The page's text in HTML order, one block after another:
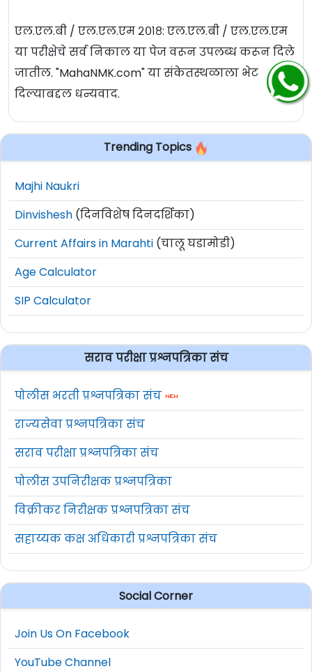
एल.एल.बी / एल.एल.एम २०१८: एल.एल.बी / एल.एल.एम
या परीक्षेचे सर्व निकाल या पेज वरून उपलब्ध करून दिले
जातील. "MahaNMK.com" या संकेतस्थळाला भेट
दिल्याबद्दल धन्यवाद.
Trending Topics
Majhi Naukri
Dinvishesh (दिनविशेष दिनदर्शिका)
Current Affairs in Marahti (चालू घडामोडी)
Age Calculator
SIP Calculator
सराव परीक्षा प्रश्नपत्रिका संच
पोलीस भरती प्रश्नपत्रिका संच
राज्यसेवा प्रश्नपत्रिका संच
सराव परीक्षा प्रश्नपत्रिका संच
पोलीस उपनिरीक्षक प्रश्नपत्रिका
विक्रीकर निरीक्षक प्रश्नपत्रिका संच
सहाय्यक कक्ष अधिकारी प्रश्नपत्रिका संच
Social Corner
Join Us On Facebook
YouTube Channel